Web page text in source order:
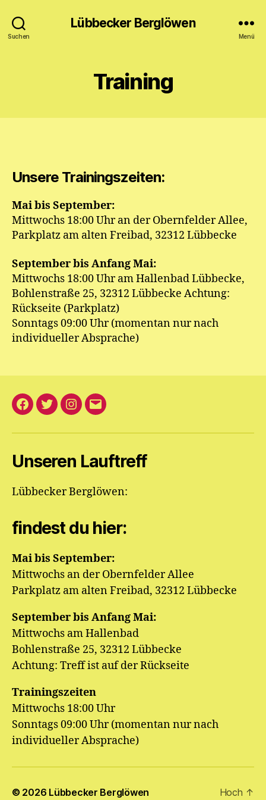
Suchen
Lübbecker Berglöwen
Menü
Training
Unsere Trainingszeiten:
Mai bis September:
Mittwochs 18:00 Uhr an der Obernfelder Allee,
Parkplatz am alten Freibad, 32312 Lübbecke
September bis Anfang Mai:
Mittwochs 18:00 Uhr am Hallenbad Lübbecke,
Bohlenstraße 25, 32312 Lübbecke Achtung:
Rückseite (Parkplatz)
Sonntags 09:00 Uhr (momentan nur nach
individueller Absprache)
Facebook
TwitterInstagram
E-
die
Unseren Lauftreff
Lübbecker Berglöwen:
findest du hier:
Mai bis September:
Mittwochs an der Obernfelder Allee
Parkplatz am alten Freibad, 32312 Lübbecke
September bis Anfang Mai:
Mittwochs am Hallenbad
Bohlenstraße 25, 32312 Lübbecke
Achtung: Treff ist auf der Rückseite
Trainingszeiten
Mittwochs 18:00 Uhr
Sonntags 09:00 Uhr (momentan nur nach
individueller Absprache)
© 2026 Lübbecker Berglöwen Hoch ↑